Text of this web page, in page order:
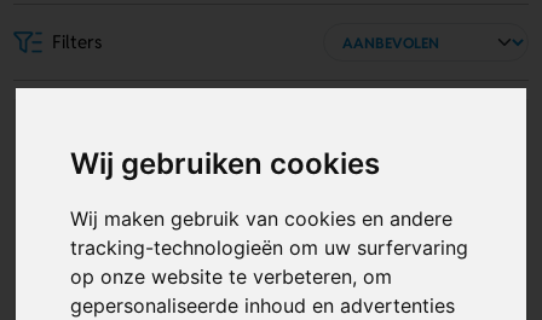
Wij gebruiken cookies
Wij maken gebruik van cookies en andere
tracking-technologieën om uw surfervaring
op onze website te verbeteren, om
gepersonaliseerde inhoud en advertenties
Filters